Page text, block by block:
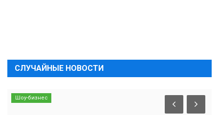
СЛУЧАЙНЫЕ НОВОСТИ
Шоу-бизнес